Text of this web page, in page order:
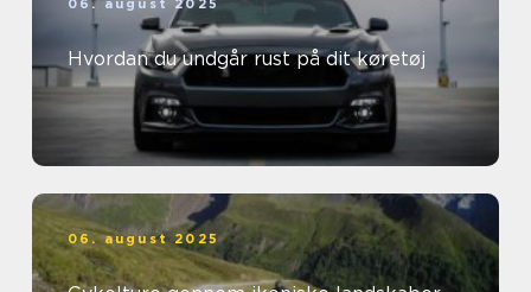
06. august 2025
Hvordan du undgår rust på dit køretøj
06. august 2025